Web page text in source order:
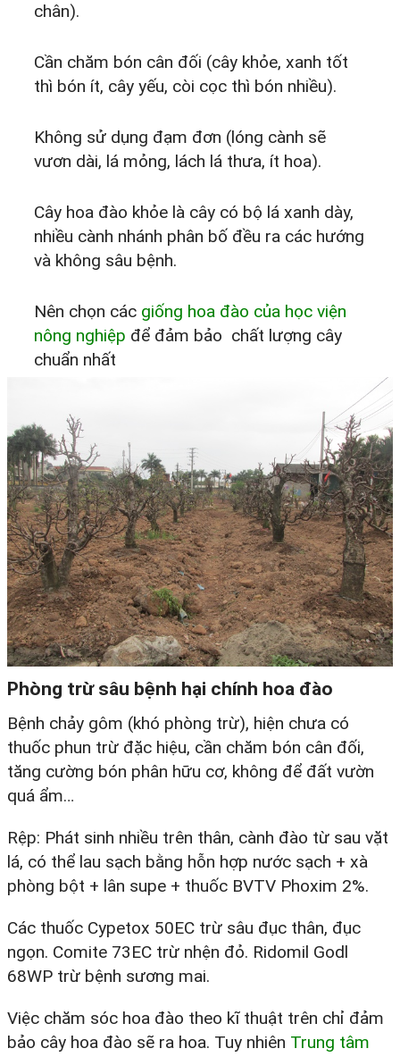
chân).
Cần chăm bón cân đối (cây khỏe, xanh tốt
thì bón ít, cây yếu, còi cọc thì bón nhiều).
Không sử dụng đạm đơn (lóng cành sẽ
vươn dài, lá mỏng, lách lá thưa, ít hoa).
Cây hoa đào khỏe là cây có bộ lá xanh dày,
nhiều cành nhánh phân bố đều ra các hướng
và không sâu bệnh.
Nên chọn các giống hoa đào của học viện
nông nghiệp để đảm bảo chất lượng cây
chuẩn nhất
Phòng trừ sâu bệnh hại chính hoa đào
Bệnh chảy gôm (khó phòng trừ), hiện chưa có
thuốc phun trừ đặc hiệu, cần chăm bón cân đối,
tăng cường bón phân hữu cơ, không để đất vườn
quá ẩm…
Rệp: Phát sinh nhiều trên thân, cành đào từ sau vặt
lá, có thể lau sạch bằng hỗn hợp nước sạch + xà
phòng bột + lân supe + thuốc BVTV Phoxim 2%.
Các thuốc Cypetox 50EC trừ sâu đục thân, đục
ngọn. Comite 73EC trừ nhện đỏ. Ridomil Godl
68WP trừ bệnh sương mai.
Việc chăm sóc hoa đào theo kĩ thuật trên chỉ đảm
bảo cây hoa đào sẽ ra hoa. Tuy nhiên Trung tâm